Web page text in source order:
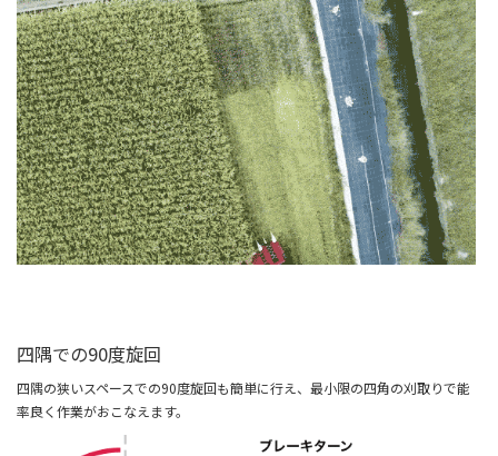
四隅での90度旋回
四隅の狭いスペースでの90度旋回も簡単に行え、最小限の四角の刈取りで能
率良く作業がおこなえます。